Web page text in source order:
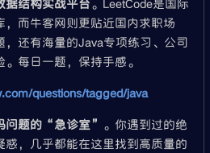
，而牛客网则更贴近国内求职场
，还有海量的Java专项练习、公司
每日一题，保持手感。
questions/tagged/java
问题的“急诊室” 。你遇到过的绝
惑，几乎都能在这里找到高质量的